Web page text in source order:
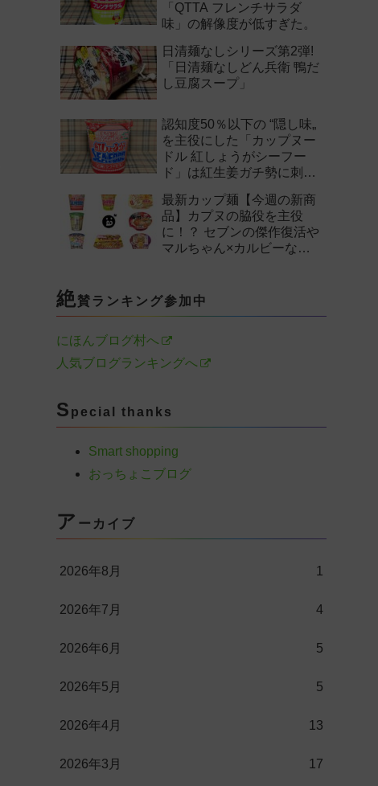
「QTTA フレンチサラダ
味」の解像度が低すぎた。
日清麺なしシリーズ第2弾!
「日清麺なしどん兵衛 鴨だ
し豆腐スープ」
認知度50％以下の “隠し味„
を主役にした「カップヌー
ドル 紅しょうがシーフー
ド」は紅生姜ガチ勢に刺さ
最新カップ麺【今週の新商
品】カプヌの脇役を主役
に！？ セブンの傑作復活や
マルちゃん×カルビーなど
絶賛ランキング参加中
にほんブログ村へ
人気ブログランキングへ
S pecial thanks
Smart shopping
おっちょこブログ
ア ーカイブ
2026年8月 1
2026年7月 4
2026年6月 5
2026年5月 5
2026年4月 13
2026年3月 17